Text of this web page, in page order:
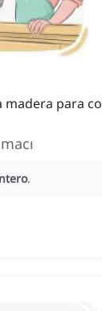
madera para
.